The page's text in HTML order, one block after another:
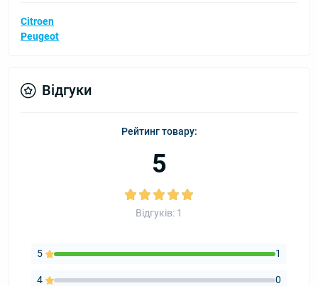
Citroen
Peugeot
Відгуки
Рейтинг товару:
5
Відгуків: 1
5 1
4 0